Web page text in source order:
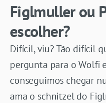
Figlmuller ou
escolher?
Difícil, viu? Tão difícil
pergunta para o Wolfi
conseguimos chegar
ama o schnitzel do